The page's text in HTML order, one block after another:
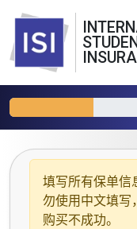
填写所有保单信
勿使用中文填写
购买不成功。